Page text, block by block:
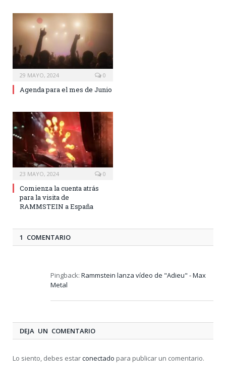
29 MAYO, 2024 0
Agenda para el mes de Junio
23 MAYO, 2024 0
Comienza la cuenta atrás
para la visita de
RAMMSTEIN a España
1 COMENTARIO
Pingback: Rammstein lanza vídeo de "Adieu" - Max
Metal
DEJA UN COMENTARIO
Lo siento, debes estarconectado para publicar un comentario.